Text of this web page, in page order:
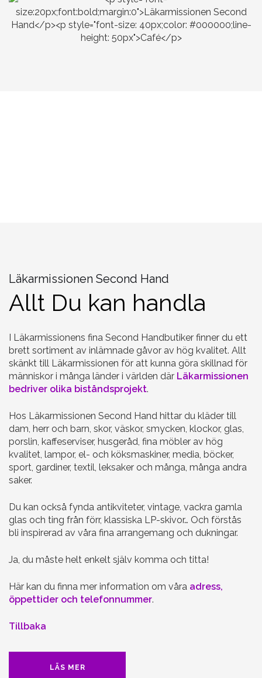
Läkarmissionen Second Hand
Allt Du kan handla
I Läkarmissionens fina Second Handbutiker finner du ett
brett sortiment av inlämnade gåvor av hög kvalitet. Allt
skänkt till Läkarmissionen för att kunna göra skillnad för
människor i många länder i världen där Läkarmissionen
bedriver olika biståndsprojekt.
Hos Läkarmissionen Second Hand hittar du kläder till
dam, herr och barn, skor, väskor, smycken, klockor, glas,
porslin, kaffeserviser, husgeråd, fina möbler av hög
kvalitet, lampor, el- och köksmaskiner, media, böcker,
sport, gardiner, textil, leksaker och många, många andra
saker.
Du kan också fynda antikviteter, vintage, vackra gamla
glas och ting från förr, klassiska LP-skivor… Och förstås
bli inspirerad av våra fina arrangemang och dukningar.
Ja, du måste helt enkelt själv komma och titta!
Här kan du finna mer information om våra adress,
öppettider och telefonnummer.
Tillbaka
LÄS MER